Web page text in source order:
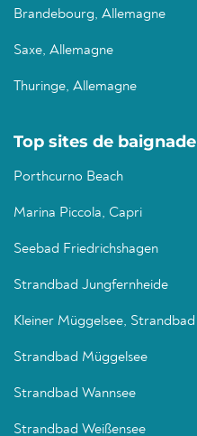
Brandebourg, Allemagne
Saxe, Allemagne
Thuringe, Allemagne
Top sites de baignade
Porthcurno Beach
Marina Piccola, Capri
Seebad Friedrichshagen
Strandbad Jungfernheide
Kleiner Müggelsee, Strandbad
Strandbad Müggelsee
Strandbad Wannsee
Strandbad Weißensee